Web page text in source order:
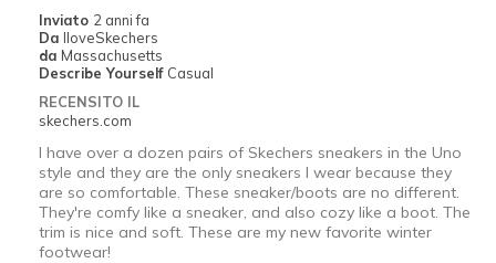
Width
Sizing
View On Shoes
Shoes are for Wearing
Inviato 2 anni fa
Da IloveSkechers
da Massachusetts
Describe Yourself Casual
RECENSITO IL
skechers.com
I have over a dozen pairs of Skechers sneakers in the Uno
style and they are the only sneakers I wear because they
are so comfortable. These sneaker/boots are no different.
They're comfy like a sneaker, and also cozy like a boot. The
trim is nice and soft. These are my new favorite winter
footwear!